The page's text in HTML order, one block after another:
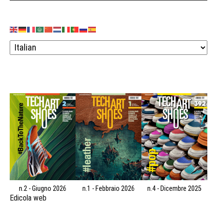
n.2 - Giugno 2026 n.1 - Febbraio 2026 n.4 - Dicembre 2025
Edicola web